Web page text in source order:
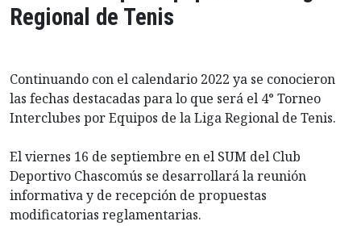
Regional de Tenis
Continuando con el calendario 2022 ya se conocieron
las fechas destacadas para lo que será el 4° Torneo
Interclubes por Equipos de la Liga Regional de Tenis.
El viernes 16 de septiembre en el SUM del Club
Deportivo Chascomús se desarrollará la reunión
informativa y de recepción de propuestas
modificatorias reglamentarias.